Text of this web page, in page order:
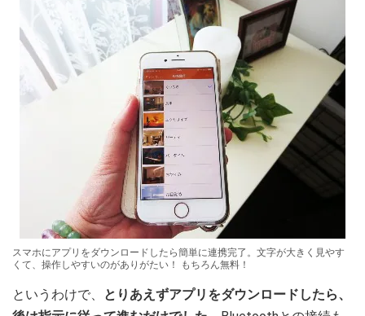
スマホにアプリをダウンロードしたら簡単に連携完了。文字が大きく見やす
くて、操作しやすいのがありがたい！ もちろん無料！
というわけで、
とりあえずアプリをダウンロードしたら、